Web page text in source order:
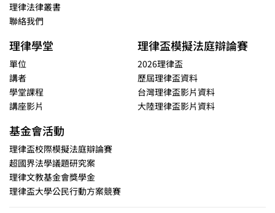
理律法律叢書
聯絡我們
理律學堂
單位
講者
學堂課程
講座影片
理律盃模擬法庭辯論賽
2026理律盃
歷屆理律盃資料
台灣理律盃影片資料
大陸理律盃影片資料
基金會活動
理律盃校際模擬法庭辯論賽
超國界法學議題研究案
理律文教基金會獎學金
理律盃大學公民行動方案競賽